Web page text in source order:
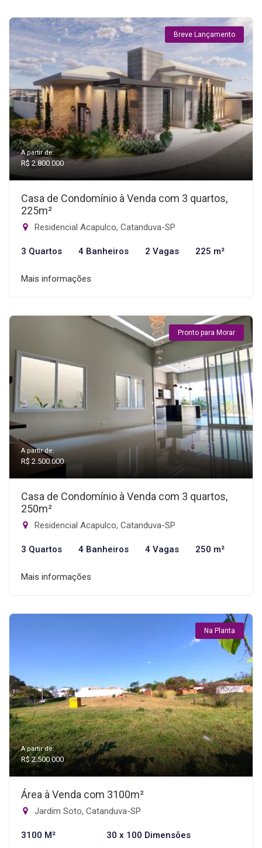
Breve Lançamento
A partir de:
R$ 2.800.000
Casa de Condomínio à Venda com 3 quartos,
225m²
Residencial Acapulco, Catanduva-SP
3 Quartos 4 Banheiros 2 Vagas 225 m²
Mais informações
Pronto para Morar
A partir de:
R$ 2.500.000
Casa de Condomínio à Venda com 3 quartos,
250m²
Residencial Acapulco, Catanduva-SP
3 Quartos 4 Banheiros 4 Vagas 250 m²
Mais informações
Na Planta
A partir de:
R$ 2.500.000
Área à Venda com 3100m²
Jardim Soto, Catanduva-SP
3100 M² 30 x 100 Dimensões